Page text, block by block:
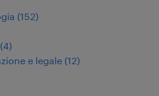
(152)
(4)
e legale (12)